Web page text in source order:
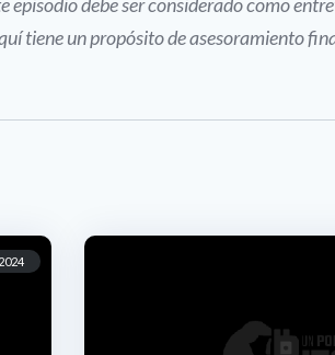
tiene un propósito de asesoramiento